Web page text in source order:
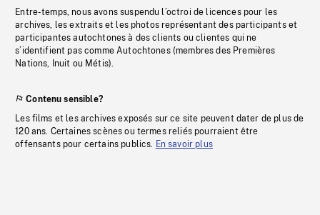
Entre-temps, nous avons suspendu l’octroi de licences pour les
archives, les extraits et les photos représentant des participants et
participantes autochtones à des clients ou clientes qui ne
s’identifient pas comme Autochtones (membres des Premières
Nations, Inuit ou Métis).
Contenu sensible?
Les films et les archives exposés sur ce site peuvent dater de plus de
120 ans. Certaines scènes ou termes reliés pourraient être
offensants pour certains publics. En savoir plus